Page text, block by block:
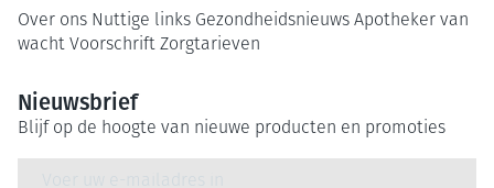
Over ons Nuttige links Gezondheidsnieuws Apotheker van
wacht Voorschrift Zorgtarieven
Nieuwsbrief
Blijf op de hoogte van nieuwe producten en promoties